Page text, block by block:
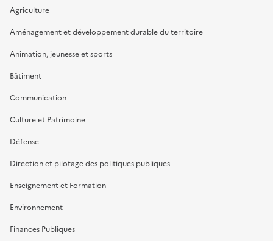
Agriculture
Aménagement et développement durable du territoire
Animation, jeunesse et sports
Bâtiment
Communication
Culture et Patrimoine
Défense
Direction et pilotage des politiques publiques
Enseignement et Formation
Environnement
Finances Publiques